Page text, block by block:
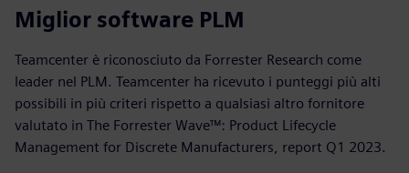
Miglior software PLM
Teamcenter è riconosciuto da Forrester Research come
leader nel PLM. Teamcenter ha ricevuto i punteggi più alti
possibili in più criteri rispetto a qualsiasi altro fornitore
valutato in The Forrester Wave™: Product Lifecycle
Management for Discrete Manufacturers, report Q1 2023.